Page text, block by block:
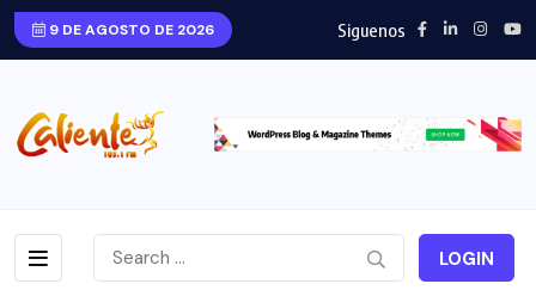
9 DE AGOSTO DE 2026 Siguenos
LOGIN